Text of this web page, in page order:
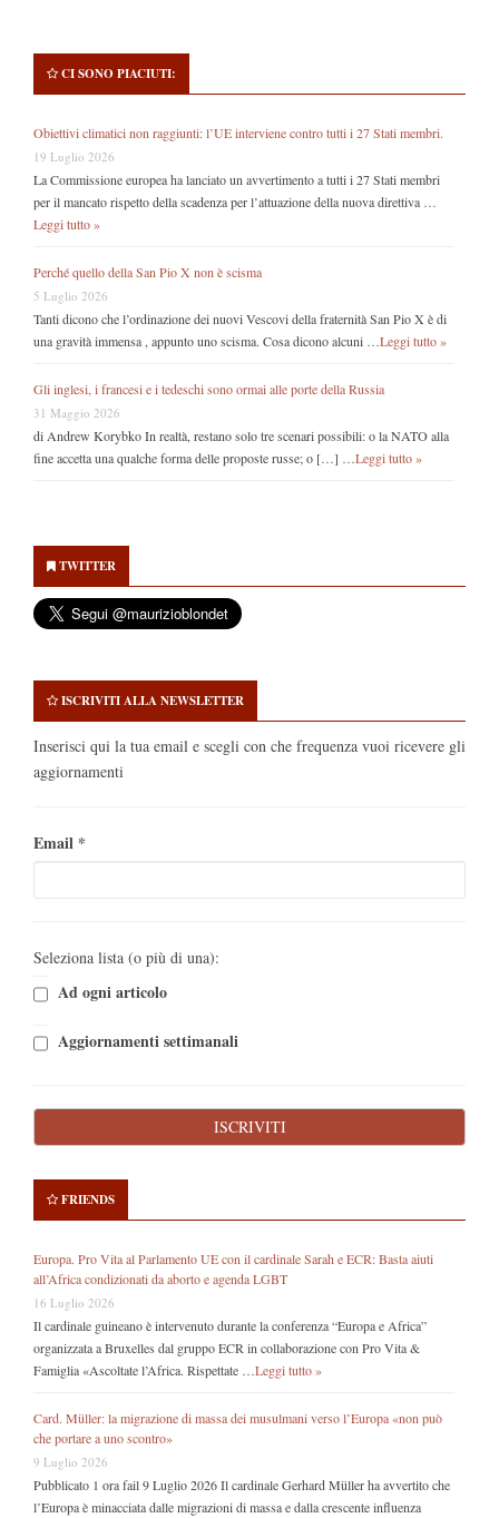
CI SONO PIACIUTI:
Obiettivi climatici non raggiunti: l’UE interviene contro tutti i 27 Stati membri.
19 Luglio 2026
La Commissione europea ha lanciato un avvertimento a tutti i 27 Stati membri
per il mancato rispetto della scadenza per l’attuazione della nuova direttiva …
Leggi tutto »
Perché quello della San Pio X non è scisma
5 Luglio 2026
Tanti dicono che l’ordinazione dei nuovi Vescovi della fraternità San Pio X è di
una gravità immensa , appunto uno scisma. Cosa dicono alcuni … Leggi tutto »
Gli inglesi, i francesi e i tedeschi sono ormai alle porte della Russia
31 Maggio 2026
di Andrew Korybko In realtà, restano solo tre scenari possibili: o la NATO alla
fine accetta una qualche forma delle proposte russe; o […] … Leggi tutto »
Sidebar
TWITTER
ISCRIVITI ALLA NEWSLETTER
Inserisci qui la tua email e scegli con che frequenza vuoi ricevere gli
aggiornamenti
Email *
Seleziona lista (o più di una):
Ad ogni articolo
Aggiornamenti settimanali
FRIENDS
Europa. Pro Vita al Parlamento UE con il cardinale Sarah e ECR: Basta aiuti
all’Africa condizionati da aborto e agenda LGBT
16 Luglio 2026
Il cardinale guineano è intervenuto durante la conferenza “Europa e Africa”
organizzata a Bruxelles dal gruppo ECR in collaborazione con Pro Vita &
Famiglia «Ascoltate l’Africa. Rispettate … Leggi tutto »
Card. Müller: la migrazione di massa dei musulmani verso l’Europa «non può
che portare a uno scontro»
9 Luglio 2026
Pubblicato 1 ora fail 9 Luglio 2026 Il cardinale Gerhard Müller ha avvertito che
l’Europa è minacciata dalle migrazioni di massa e dalla crescente influenza